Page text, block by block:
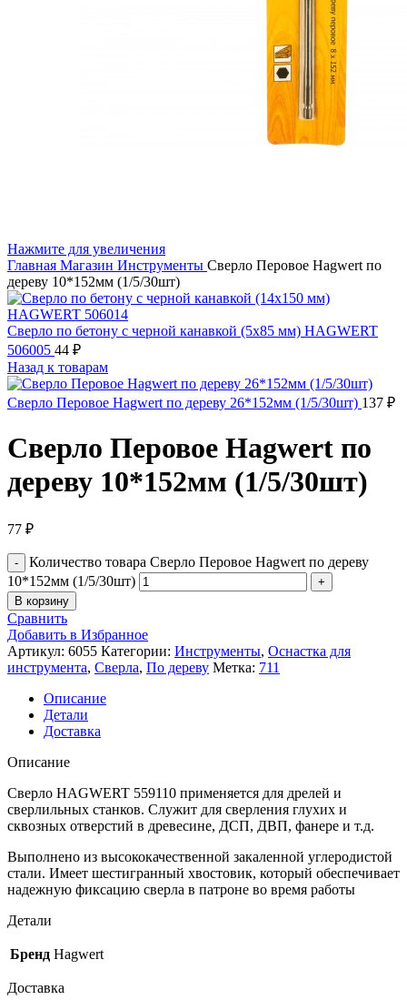
Нажмите для увеличения
Главная Магазин Инструменты Сверло Перовое Hagwert по
дереву 10*152мм (1/5/30шт)
Сверло по бетону с черной канавкой (5х85 мм) HAGWERT
506005 44 ₽
Назад к товарам
Сверло Перовое Hagwert по дереву 26*152мм (1/5/30шт) 137 ₽
Сверло Перовое Hagwert по
дереву 10*152мм (1/5/30шт)
77 ₽
Количество товара Сверло Перовое Hagwert по дереву
10*152мм (1/5/30шт)
В корзину
Сравнить
Добавить в Избранное
Артикул: 6055 Категории: Инструменты, Оснастка для
инструмента, Сверла, По дереву Метка: 711
Описание
Детали
Доставка
Описание
Сверло HAGWERT 559110 применяется для дрелей и
сверлильных станков. Служит для сверления глухих и
сквозных отверстий в древесине, ДСП, ДВП, фанере и т.д.
Выполнено из высококачественной закаленной углеродистой
стали. Имеет шестигранный хвостовик, который обеспечивает
надежную фиксацию сверла в патроне во время работы
Детали
Бренд Hagwert
Доставка